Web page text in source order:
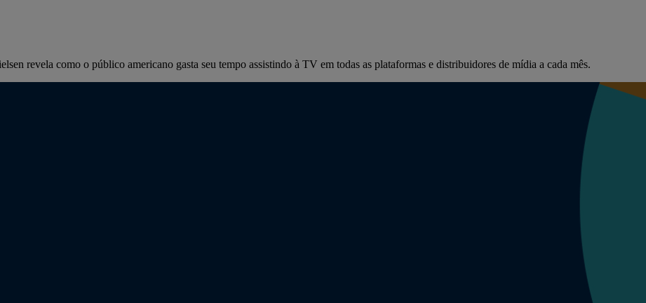
revela como o público americano gasta seu tempo assistindo à TV em todas as plataformas e distribuidores de mídia a cada mês.